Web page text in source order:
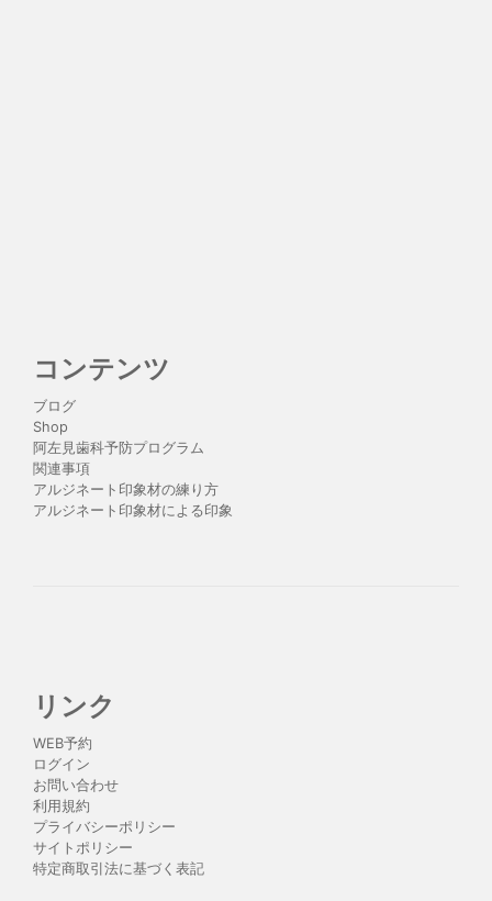
コンテンツ
ブログ
Shop
阿左見歯科予防プログラム
関連事項
アルジネート印象材の練り方
アルジネート印象材による印象
リンク
WEB予約
ログイン
お問い合わせ
利用規約
プライバシーポリシー
サイトポリシー
特定商取引法に基づく表記